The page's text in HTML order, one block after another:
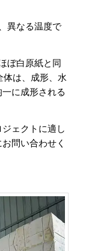
異なる温度で
ぼ白原紙と同
体は、成形、水
に成形される
ェクトに適し
問い合わせく